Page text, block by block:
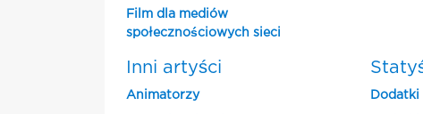
Film dla mediów
społecznościowych sieci
Inni artyści
Animatorzy Dodatki